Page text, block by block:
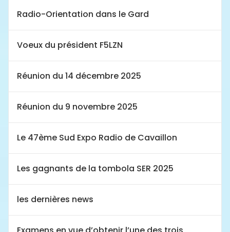
Radio-Orientation dans le Gard
Voeux du président F5LZN
Réunion du 14 décembre 2025
Réunion du 9 novembre 2025
Le 47ème Sud Expo Radio de Cavaillon
Les gagnants de la tombola SER 2025
les dernières news